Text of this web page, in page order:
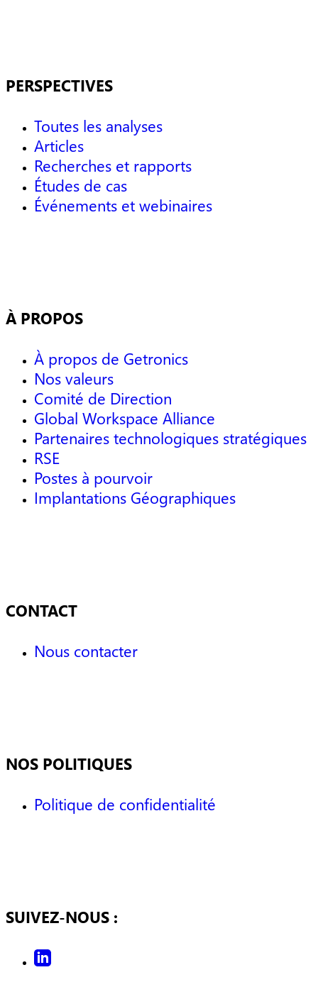
PERSPECTIVES
Toutes les analyses
Articles
Recherches et rapports
Études de cas
Événements et webinaires
À PROPOS
À propos de Getronics
Nos valeurs
Comité de Direction
Global Workspace Alliance
Partenaires technologiques stratégiques
RSE
Postes à pourvoir
Implantations Géographiques
CONTACT
Nous contacter
NOS POLITIQUES
Politique de confidentialité
SUIVEZ-NOUS :